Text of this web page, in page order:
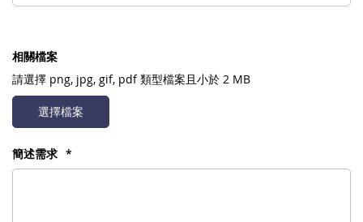
相關檔案
請選擇 png, jpg, gif, pdf類型檔案且小於 2 MB
選擇檔案
簡述需求